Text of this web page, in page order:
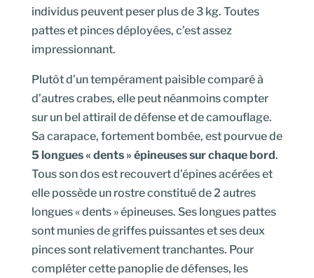
individus peuvent peser plus de 3 kg. Toutes
pattes et pinces déployées, c’est assez
impressionnant.
Plutôt d’un tempérament paisible comparé à
d’autres crabes, elle peut néanmoins compter
sur un bel attirail de défense et de camouflage.
Sa carapace, fortement bombée, est pourvue de
5 longues « dents » épineuses sur chaque bord.
Tous son dos est recouvert d’épines acérées et
elle possède un rostre constitué de 2 autres
longues « dents » épineuses. Ses longues pattes
sont munies de griffes puissantes et ses deux
pinces sont relativement tranchantes. Pour
compléter cette panoplie de défenses, les